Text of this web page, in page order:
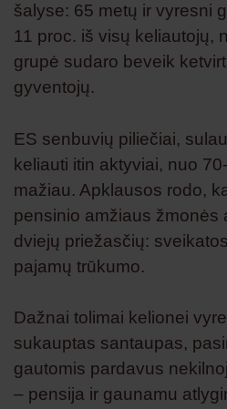
šalyse: 65 metų ir vyresni
11 proc. iš visų keliautojų,
grupė sudaro beveik
gyventojų.
ES senbuvių piliečiai,
keliauti itin aktyviai, nuo
mažiau. Apklausos rodo,
pensinio amžiaus žmonės
dviejų priežasčių:
pajamų trūkumo.
Dažnai tolimai kelionei
sukauptas santaupas,
gautomis pardavus
– pensija ir gaunamu